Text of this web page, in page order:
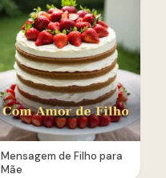
Mensagem de Filho para
Mãe